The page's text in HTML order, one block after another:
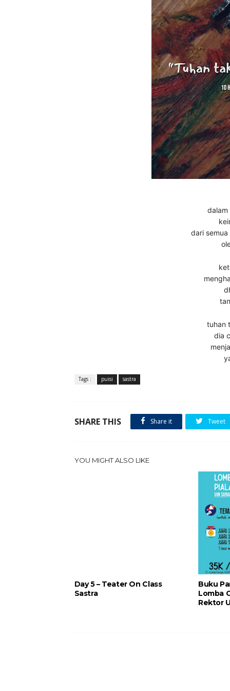
dari
tuhan
dia
Tags : puisi sastra
SHARE THIS Share it Tweet
YOU MIGHT ALSO LIKE
Day 5 – Teater On Class
Sastra
Buku
Lomba
Rektor